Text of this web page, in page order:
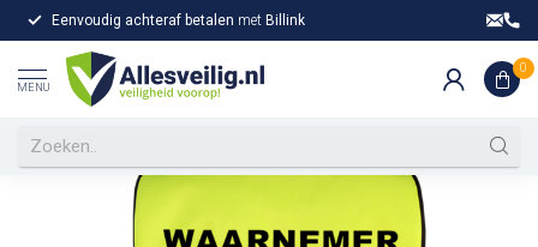
Eenvoudig achteraf betalen met Billink
MENU
0
Home / Waarnemer hesje geel
Waarnemer hesje geel